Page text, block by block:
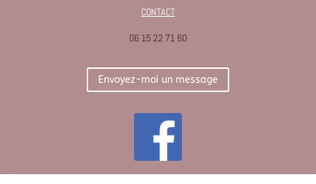
CONTACT
06 15 22 71 60
Envoyez-moi un message